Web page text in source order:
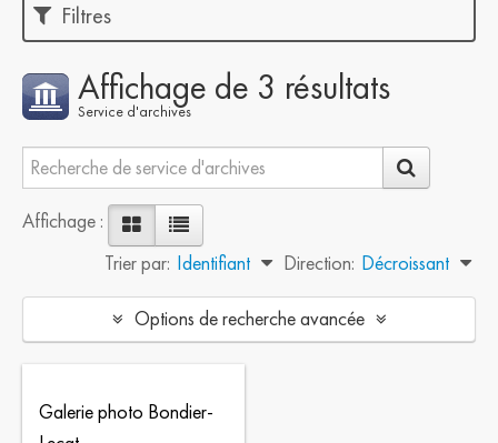
Filtres
Affichage de 3 résultats
Service d'archives
Affichage :
Trier par: Identifiant Direction: Décroissant
Options de recherche avancée
Galerie photo Bondier-